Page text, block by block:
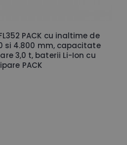
PACK cu inaltime de
si 4.800 mm, capacitate
3,0 t, baterii Li-Ion cu
PACK